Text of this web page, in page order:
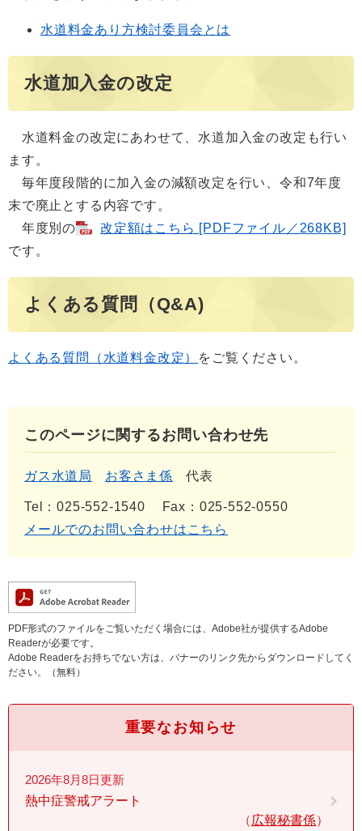
水道料金あり方検討委員会とは
水道加入金の改定
水道料金の改定にあわせて、水道加入金の改定も行い
ます。
毎年度段階的に加入金の減額改定を行い、令和7年度
末で廃止とする内容です。
年度別の
改定額はこちら [PDFファイル／268KB]
です。
よくある質問（Q&A)
よくある質問（水道料金改定）​ をご覧ください。
このページに関するお問い合わせ先
ガス水道局 お客さま係 代表
Tel：025-552-1540
Fax：025-552-0550
メールでのお問い合わせはこちら
PDF形式のファイルをご覧いただく場合には、Adobe社が提供するAdobe
Readerが必要です。
Adobe Readerをお持ちでない方は、バナーのリンク先からダウンロードしてく
ださい。（無料）
重要なお知らせ
2026年8月8日更新
熱中症警戒アラート
広報秘書係